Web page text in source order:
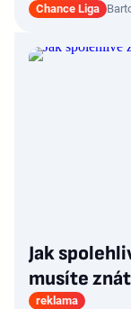
Chance Liga
Jak
musíte znát
reklama